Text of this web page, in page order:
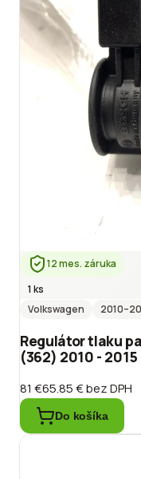
12 mes. záruka
1 ks
Volkswagen
2010
Regulátor tlaku
(362) 2010 -
81 €65.85 €bez DPH
Do košíka